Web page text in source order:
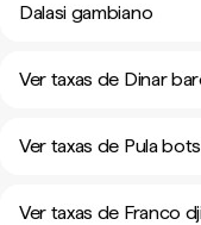
Dalasi gambiano
Ver taxas de Dinar
Ver taxas de Pula
Ver taxas de Franco